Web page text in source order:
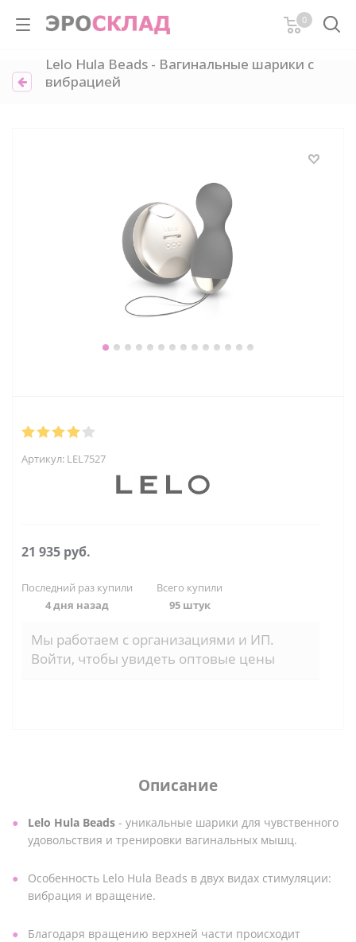
0
Lelo Hula Beads - Вагинальные шарики с
вибрацией
Артикул: LEL7527
21 935 руб.
Последний раз купили
4 дня назад
Всего купили
95 штук
Мы работаем с организациями и ИП.
Войти, чтобы увидеть оптовые цены
Описание
Lelo Hula Beads - уникальные шарики для чувственного
удовольствия и тренировки вагинальных мышц.
Особенность Lelo Hula Beads в двух видах стимуляции:
вибрация и вращение.
Благодаря вращению верхней части происходит